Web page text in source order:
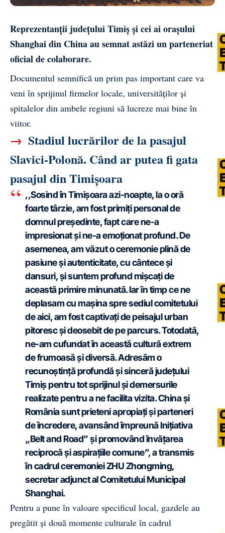
Reprezentanții județului Timiș și cei ai orașului
Shanghai din China au semnat astăzi un parteneriat
oficial de colaborare.
Documentul semnifică un prim pas important care va
veni în sprijinul firmelor locale, universităților și
spitalelor din ambele regiuni să lucreze mai bine în
viitor.
→ Stadiul lucrărilor de la pasajul
Slavici-Polonă. Când ar putea fi gata
pasajul din Timișoara
,,Sosind în Timișoara azi-noapte, la o oră
foarte târzie, am fost primiți personal de
domnul președinte, fapt care ne-a
impresionat și ne-a emoționat profund. De
asemenea, am văzut o ceremonie plină de
pasiune și autenticitate, cu cântece și
dansuri, și suntem profund mișcați de
această primire minunată. Iar în timp ce ne
deplasam cu mașina spre sediul comitetului
de aici, am fost captivați de peisajul urban
pitoresc și deosebit de pe parcurs. Totodată,
ne-am cufundat în această cultură extrem
de frumoasă și diversă. Adresăm o
recunoștință profundă și sinceră județului
Timiș pentru tot sprijinul și demersurile
realizate pentru a ne facilita vizita. China și
România sunt prieteni apropiați și parteneri
de încredere, avansând împreună Inițiativa
„Belt and Road” și promovând învățarea
reciprocă și aspirațiile comune”, a transmis
în cadrul ceremoniei ZHU Zhongming,
secretar adjunct al Comitetului Municipal
Shanghai.
Pentru a pune în valoare specificul local, gazdele au
pregătit și două momente culturale în cadrul